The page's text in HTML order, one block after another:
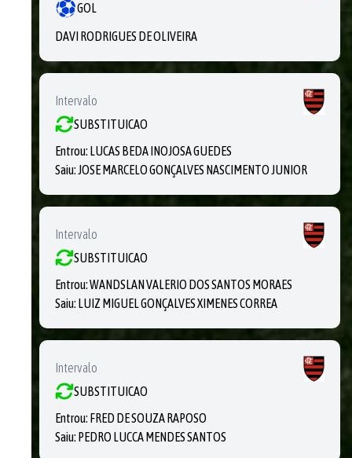
GOL
DAVI RODRIGUES DE OLIVEIRA
Intervalo
SUBSTITUICAO
Entrou: LUCAS BEDA INOJOSA GUEDES
Saiu:JOSE MARCELO GONÇALVES NASCIMENTO JUNIOR
Intervalo
SUBSTITUICAO
Entrou:WANDSLAN VALERIO DOS SANTOS MORAES
Saiu: LUIZ MIGUEL GONÇALVES XIMENES CORREA
Intervalo
SUBSTITUICAO
Entrou: FRED DE SOUZA RAPOSO
Saiu: PEDRO LUCCA MENDES SANTOS